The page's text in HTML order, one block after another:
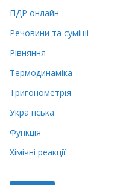
ПДР онлайн
Речовини та суміші
Рівняння
Термодинаміка
Тригонометрія
Українська
Функція
Хімічні реакції